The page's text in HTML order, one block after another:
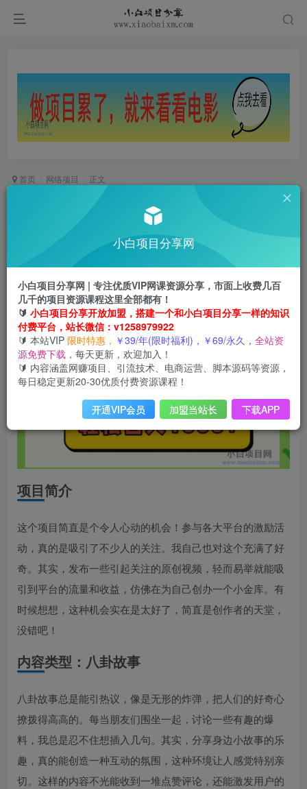
首页 网络项目 正文
五分钟搞定，一键生成吃瓜视频，可发全平台，轻
2年前发布
关注
0 159 59
项目简介
这个项目简直是个令人心动的机会！参与各大平台的激励活
动，真的是吸引了不少人的关注。我自己也对这个充满了好
奇。其实，发布一些引起关注的原创视频，轻而易举就能吸
引到平台的流量和收益，仿佛在为自己创办一个小金库。有
时候想想，这种机会实在是太好了，简直是创作者的天堂，
没错吧！
内容类型：八卦故事
八卦故事总是能引热议，像是无形的炸弹，把人们的好奇心
撩拨得高高的。每当朋友们围坐一起，讨论一些有趣的爆
料，我总是忍不住想插入几句。其实，分享身边小故事的乐
趣，真的能创造一种互动的氛围，这种环境让人感觉特别亲
切。这样的内容不光能收到一堆点赞评论，还能激发用户的
小白项目分享网
小白项目分享网 | 专注优质VIP网课资源分享，市面上收费几百
几千的项目资源课程这里全部都有！
🔰 小白项目分享开放加盟，搭建一个和小白项目分享一样的知识
付费平台，站长微信：v1258979922
🔰 本站VIP 限时特惠， ￥39/年(限时福利)，￥69/永久， 全站资
源免费下载， 每天更新，欢迎加入！
🔰 内容涵盖网赚项目、引流技术、电商运营、脚本源码等资源，
每日稳定更新20-30优质付费资源课程！
开通VIP会员 加盟当站长 下载APP